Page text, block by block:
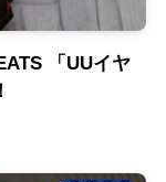
「UUイヤ